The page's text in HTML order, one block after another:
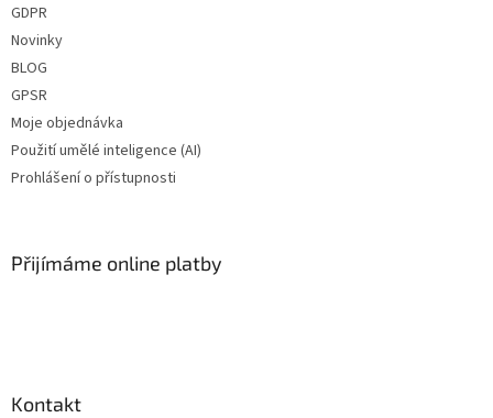
GDPR
Novinky
BLOG
GPSR
Moje objednávka
Použití umělé inteligence (AI)
Prohlášení o přístupnosti
Přijímáme online platby
Kontakt